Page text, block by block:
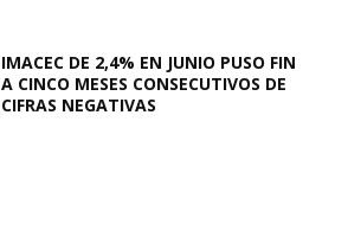
IMACEC DE 2,4% EN JUNIO PUSO FIN
A CINCO MESES CONSECUTIVOS DE
CIFRAS NEGATIVAS